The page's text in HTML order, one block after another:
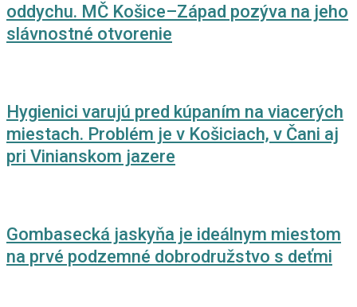
oddychu. MČ Košice–Západ pozýva na jeho
slávnostné otvorenie
Hygienici varujú pred kúpaním na viacerých
miestach. Problém je v Košiciach, v Čani aj
pri Vinianskom jazere
Gombasecká jaskyňa je ideálnym miestom
na prvé podzemné dobrodružstvo s deťmi